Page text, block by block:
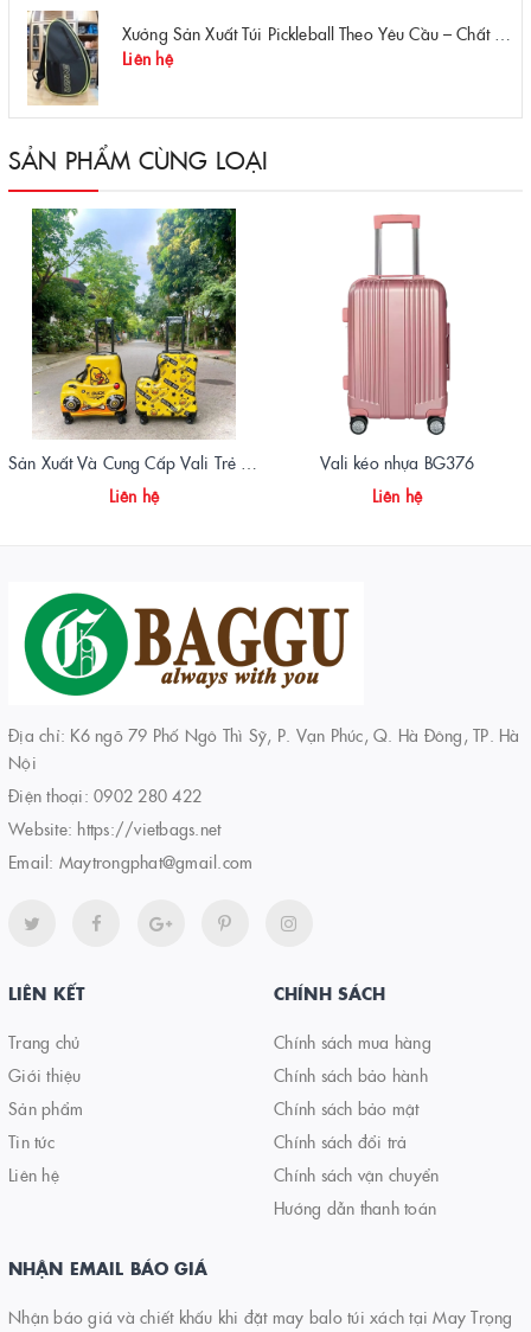
Xưởng Sản Xuất Túi Pickleball Theo Yêu Cầu – Chất Lượng, Bền Bỉ, Thiết Kế Độc Quyền
Liên hệ
SẢN PHẨM CÙNG LOẠI
Sản Xuất Và Cung Cấp Vali Trẻ Em – Mẫu Mã Ngộ Nghĩnh, An Toàn, Giá Tận Xưởng
Liên hệ
Vali kéo nhựa BG376
Liên hệ
Địa chỉ: K6 ngõ 79 Phố Ngô Thì Sỹ, P. Vạn Phúc, Q. Hà Đông, TP. Hà
Nội
Điện thoại: 0902 280 422
Website: https://vietbags.net
Email: Maytrongphat@gmail.com
LIÊN KẾT
Trang chủ
Giới thiệu
Sản phẩm
Tin tức
Liên hệ
CHÍNH SÁCH
Chính sách mua hàng
Chính sách bảo hành
Chính sách bảo mật
Chính sách đổi trả
Chính sách vận chuyển
Hướng dẫn thanh toán
NHẬN EMAIL BÁO GIÁ
Nhận báo giá và chiết khấu khi đặt may balo túi xách tại May Trọng